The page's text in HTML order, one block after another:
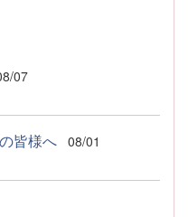
07
皆様へ 08/01